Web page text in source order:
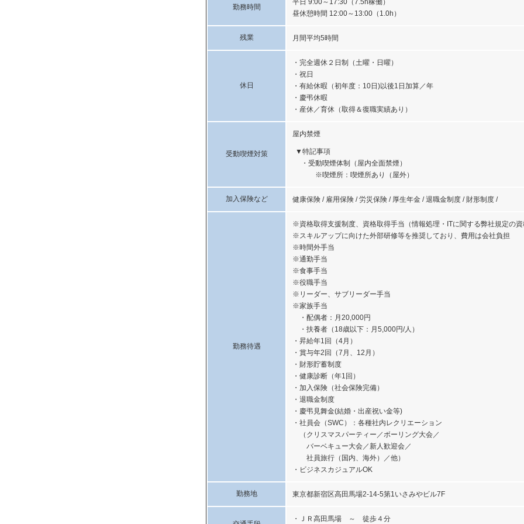
勤務時間
平日 9:00～17:30（7.5h稼働）
昼休憩時間 12:00～13:00（1.0h）
残業 月間平均5時間
休日
・完全週休２日制（土曜・日曜）
・祝日
・有給休暇（初年度：10日)以後1日加算／年
・慶弔休暇
・産休／育休（取得＆復職実績あり）
受動喫煙対策
屋内禁煙
特記事項
・受動喫煙体制（屋内全面禁煙）
※喫煙所：喫煙所あり（屋外）
加入保険など 健康保険 / 雇用保険 / 労災保険 / 厚生年金 / 退職金制度 / 財形制度 /
勤務待遇
※資格取得支援制度、資格取得手当（情報処理・ITに関する弊社規定の資
※スキルアップに向けた外部研修等を推奨しており、費用は会社負担
※時間外手当
※通勤手当
※食事手当
※役職手当
※リーダー、サブリーダー手当
※家族手当
・配偶者：月20,000円
・扶養者（18歳以下：月5,000円/人）
・昇給年1回（4月）
・賞与年2回（7月、12月）
・財形貯蓄制度
・健康診断（年1回）
・加入保険（社会保険完備）
・退職金制度
・慶弔見舞金(結婚・出産祝い金等)
・社員会（SWC）：各種社内レクリエーション
（クリスマスパーティー／ボーリング大会／
バーベキュー大会／新人歓迎会／
社員旅行（国内、海外）／他）
・ビジネスカジュアルOK
勤務地 東京都新宿区高田馬場2-14-5第1いさみやビル7F
・ＪＲ高田馬場 ～ 徒歩４分